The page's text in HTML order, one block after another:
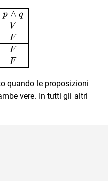
\begin{array}{|c|c|c|}
p ∧ q
V
F
F
F
quando le proposizioni
vere. In tutti gli altri